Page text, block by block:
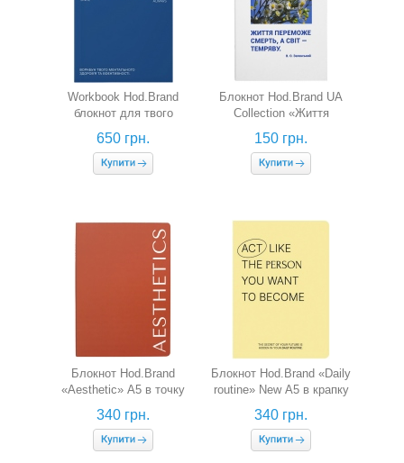
Workbook Hod.Brand
блокнот для твого
ментального здоров'я та
ефективності (синій)
650 грн.
Блокнот Hod.Brand UA
Collection «Життя
переможе смерть» А5 в
крапку
150 грн.
Блокнот Hod.Brand
«Aesthetic» А5 в точку
340 грн.
Блокнот Hod.Brand «Daily
routine» New А5 в крапку
340 грн.